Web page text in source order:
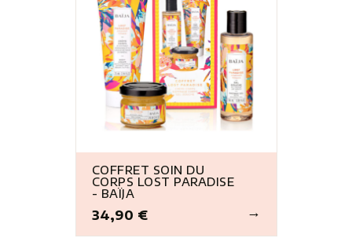
COFFRET SOIN DU
CORPS LOST PARADISE
- BAÏJA
Prix
34,90 €